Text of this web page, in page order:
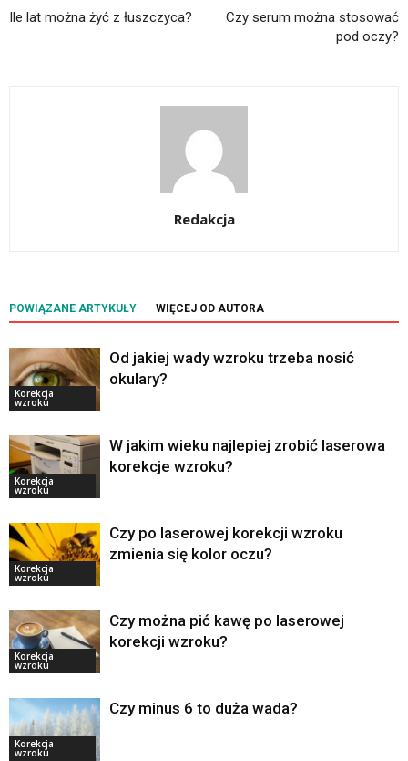
Ile lat można żyć z łuszczyca?
Czy serum można stosować
pod oczy?
Redakcja
POWIĄZANE ARTYKUŁY WIĘCEJ OD AUTORA
Korekcja
wzroku
Od jakiej wady wzroku trzeba nosić
okulary?
Korekcja
wzroku
W jakim wieku najlepiej zrobić laserowa
korekcje wzroku?
Korekcja
wzroku
Czy po laserowej korekcji wzroku
zmienia się kolor oczu?
Korekcja
wzroku
Czy można pić kawę po laserowej
korekcji wzroku?
Korekcja
wzroku
Czy minus 6 to duża wada?